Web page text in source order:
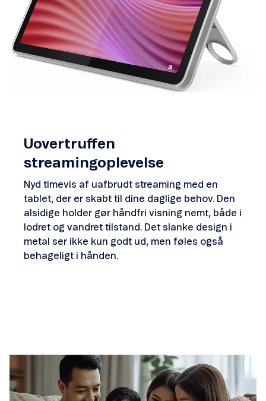
Uovertruffen
streamingoplevelse
Nyd timevis af uafbrudt streaming med en
tablet, der er skabt til dine daglige behov. Den
alsidige holder gør håndfri visning nemt, både i
lodret og vandret tilstand. Det slanke design i
metal ser ikke kun godt ud, men føles også
behageligt i hånden.